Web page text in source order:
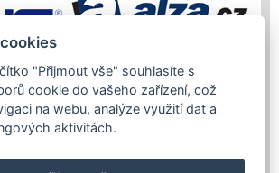
"Přijmout vše" souhlasíte s
cookie do vašeho zařízení, což
na webu, analýze využití dat a
aktivitách.